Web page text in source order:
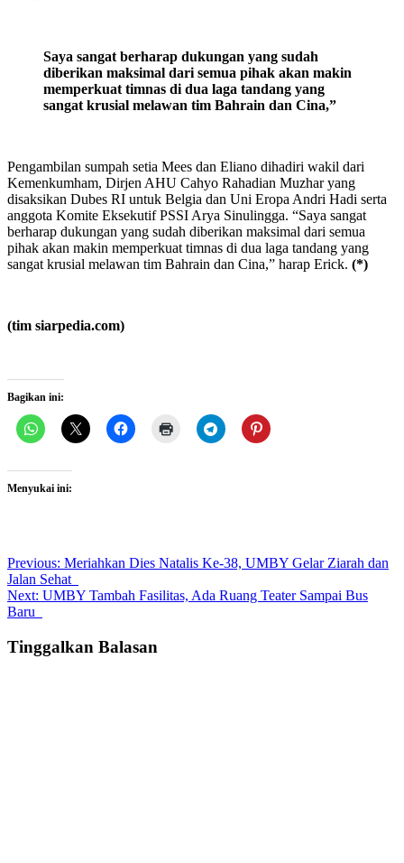
Saya sangat berharap dukungan yang sudah
diberikan maksimal dari semua pihak akan makin
memperkuat timnas di dua laga tandang yang
sangat krusial melawan tim Bahrain dan Cina,”
Pengambilan sumpah setia Mees dan Eliano dihadiri wakil dari
Kemenkumham, Dirjen AHU Cahyo Rahadian Muzhar yang
disaksikan Dubes RI untuk Belgia dan Uni Eropa Andri Hadi serta
anggota Komite Eksekutif PSSI Arya Sinulingga. “Saya sangat
berharap dukungan yang sudah diberikan maksimal dari semua
pihak akan makin memperkuat timnas di dua laga tandang yang
sangat krusial melawan tim Bahrain dan Cina,” harap Erick. (*)
(tim siarpedia.com)
Bagikan ini:
Menyukai ini:
Post
navigation
Previous: Meriahkan Dies Natalis Ke-38, UMBY Gelar Ziarah dan
Jalan Sehat
Next: UMBY Tambah Fasilitas, Ada Ruang Teater Sampai Bus
Baru
Tinggalkan Balasan